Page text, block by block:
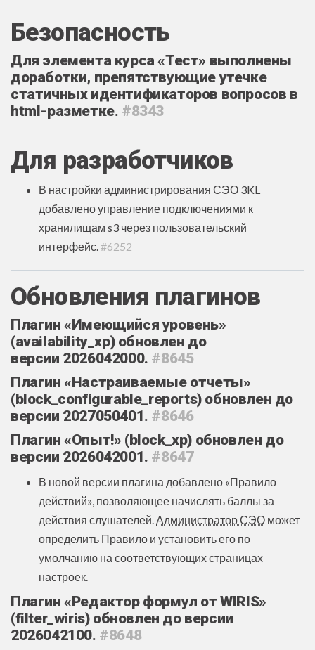
Безопасность
Для элемента курса «Тест» выполнены
доработки, препятствующие утечке
статичных идентификаторов вопросов в
html-разметке. #8343
Для разработчиков
В настройки администрирования СЭО 3KL
добавлено управление подключениями к
хранилищам s3 через пользовательский
интерфейс.#6252
Обновления плагинов
Плагин «Имеющийся уровень»
(availability_xp) обновлен до
версии 2026042000. #8645
Плагин «Настраиваемые отчеты»
(block_configurable_reports) обновлен до
версии 2027050401. #8646
Плагин «Опыт!» (block_xp) обновлен до
версии 2026042001. #8647
В новой версии плагина добавлено «Правило
действий», позволяющее начислять баллы за
действия слушателей.Администратор СЭО может
определить Правило и установить его по
умолчанию на соответствующих страницах
настроек.
Плагин «Редактор формул от WIRIS»
(filter_wiris) обновлен до версии
2026042100. #8648